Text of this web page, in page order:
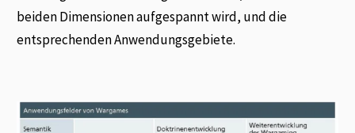
beiden Dimensionen aufgespannt wird, und die
entsprechenden Anwendungsgebiete.